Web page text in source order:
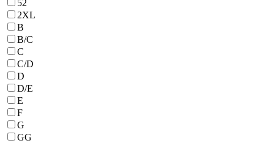
52
2XL
B
B/С
C
C/D
D
D/E
E
F
G
GG